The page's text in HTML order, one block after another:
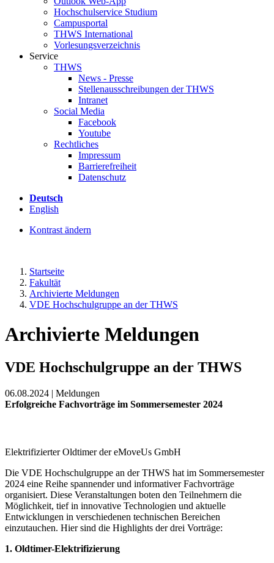
Hochschulservice Studium
Campusportal
THWS International
Vorlesungsverzeichnis
Service
THWS
News - Presse
Stellenausschreibungen der THWS
Intranet
Social Media
Facebook
Youtube
Rechtliches
Impressum
Barrierefreiheit
Datenschutz
Deutsch
English
Kontrast ändern
Startseite
Fakultät
Archivierte Meldungen
VDE Hochschulgruppe an der THWS
Archivierte Meldungen
VDE Hochschulgruppe an der THWS
06.08.2024 | Meldungen
Erfolgreiche Fachvorträge im Sommersemester 2024
Elektrifizierter Oldtimer der eMoveUs GmbH
Die VDE Hochschulgruppe an der THWS hat im Sommersemester
2024 eine Reihe spannender und informativer Fachvorträge
organisiert. Diese Veranstaltungen boten den Teilnehmern die
Möglichkeit, tief in innovative Technologien und aktuelle
Entwicklungen in verschiedenen technischen Bereichen
einzutauchen. Hier sind die Highlights der drei Vorträge:
1. Oldtimer-Elektrifizierung